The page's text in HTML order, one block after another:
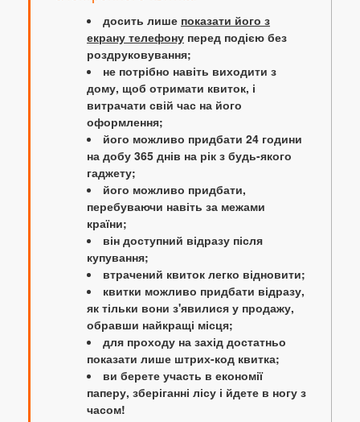
досить лише показати його з
екрану телефону перед подією без
роздруковування;
не потрібно навіть виходити з
дому, щоб отримати квиток, і
витрачати свій час на його
оформлення;
його можливо придбати 24 години
на добу 365 днів на рік з будь-якого
гаджету;
його можливо придбати,
перебуваючи навіть за межами
країни;
він доступний відразу після
купування;
втрачений квиток легко відновити;
квитки можливо придбати відразу,
як тільки вони з'явилися у продажу,
обравши найкращі місця;
для проходу на захід достатньо
показати лише штрих-код квитка;
ви берете участь в економії
паперу, зберіганні лісу і йдете в ногу з
часом!